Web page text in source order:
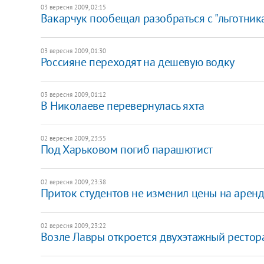
03 вересня 2009, 02:15
Вакарчук пообещал разобраться с
03 вересня 2009, 01:30
Россияне переходят на дешевую водку
03 вересня 2009, 01:12
В Николаеве перевернулась яхта
02 вересня 2009, 23:55
Под Харьковом погиб парашютист
02 вересня 2009, 23:38
Приток студентов не изменил цены на
02 вересня 2009, 23:22
Возле Лавры откроется двухэтажный